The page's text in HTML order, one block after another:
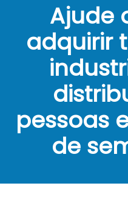
Ajude
adquirir
pessoas
de